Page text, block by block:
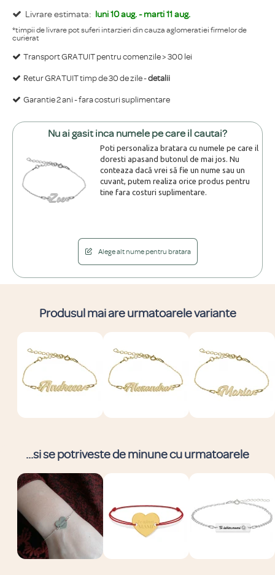
Livrare estimata: luni 10 aug. - marti 11 aug.
*timpii de livrare pot suferi intarzieri din cauza aglomeratiei firmelor de
curierat
Transport GRATUIT pentru comenzile > 300 lei
Retur GRATUIT timp de 30 de zile -detalii
Garantie 2 ani - fara costuri suplimentare
Nu ai gasit inca numele pe care il cautai?
Poti personaliza bratara cu numele pe care il
doresti apasand butonul de mai jos. Nu
conteaza dacă vrei să fie un nume sau un
cuvant, putem realiza orice produs pentru
tine fara costuri suplimentare.
Alege alt nume pentru bratara
Produsul mai are urmatoarele variante
...si se potriveste de minune cu urmatoarele